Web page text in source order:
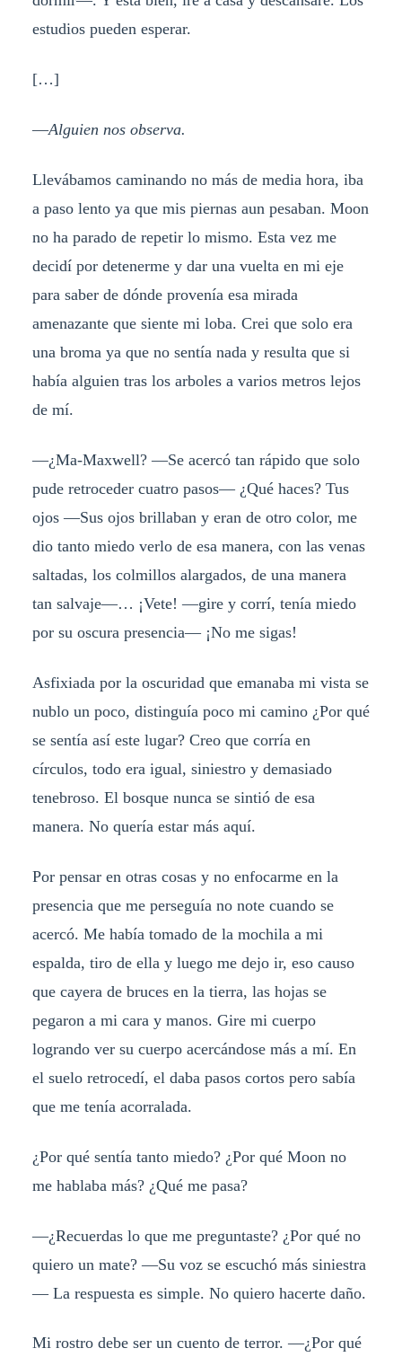
estudios pueden esperar.
[…]
—Alguien nos observa.
Llevábamos caminando no más de media hora, iba
a paso lento ya que mis piernas aun pesaban. Moon
no ha parado de repetir lo mismo. Esta vez me
decidí por detenerme y dar una vuelta en mi eje
para saber de dónde provenía esa mirada
amenazante que siente mi loba. Crei que solo era
una broma ya que no sentía nada y resulta que si
había alguien tras los arboles a varios metros lejos
de mí.
—¿Ma-Maxwell? —Se acercó tan rápido que solo
pude retroceder cuatro pasos— ¿Qué haces? Tus
ojos —Sus ojos brillaban y eran de otro color, me
dio tanto miedo verlo de esa manera, con las venas
saltadas, los colmillos alargados, de una manera
tan salvaje—… ¡Vete! —gire y corrí, tenía miedo
por su oscura presencia— ¡No me sigas!
Asfixiada por la oscuridad que emanaba mi vista se
nublo un poco, distinguía poco mi camino ¿Por qué
se sentía así este lugar? Creo que corría en
círculos, todo era igual, siniestro y demasiado
tenebroso. El bosque nunca se sintió de esa
manera. No quería estar más aquí.
Por pensar en otras cosas y no enfocarme en la
presencia que me perseguía no note cuando se
acercó. Me había tomado de la mochila a mi
espalda, tiro de ella y luego me dejo ir, eso causo
que cayera de bruces en la tierra, las hojas se
pegaron a mi cara y manos. Gire mi cuerpo
logrando ver su cuerpo acercándose más a mí. En
el suelo retrocedí, el daba pasos cortos pero sabía
que me tenía acorralada.
¿Por qué sentía tanto miedo? ¿Por qué Moon no
me hablaba más? ¿Qué me pasa?
—¿Recuerdas lo que me preguntaste? ¿Por qué no
quiero un mate? —Su voz se escuchó más siniestra
— La respuesta es simple. No quiero hacerte daño.
Mi rostro debe ser un cuento de terror. —¿Por qué